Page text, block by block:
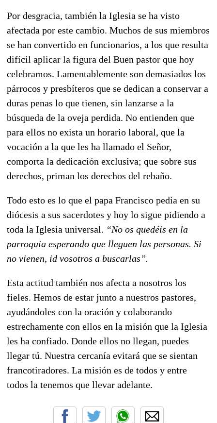
Por desgracia, también la Iglesia se ha visto
afectada por este cambio. Muchos de sus miembros
se han convertido en funcionarios, a los que resulta
difícil aplicar la figura del Buen pastor que hoy
celebramos. Lamentablemente son demasiados los
párrocos y presbíteros que se dedican a conservar a
duras penas lo que tienen, sin lanzarse a la
búsqueda de la oveja perdida. No entienden que
para ellos no exista un horario laboral, que la
vocación a la que les ha llamado el Señor,
comporta la dedicación exclusiva; que sobre sus
derechos, priman los derechos del rebaño.
Todo esto es lo que el papa Francisco pedía en su
diócesis a sus sacerdotes y hoy lo sigue pidiendo a
toda la Iglesia universal. “No os quedéis en la
parroquia esperando que lleguen las personas. Si
no vienen, id vosotros a buscarlas”.
Esta actitud también nos afecta a nosotros los
fieles. Hemos de estar junto a nuestros pastores,
ayudándoles con la oración y colaborando
estrechamente con ellos en la misión que la Iglesia
les ha confiado. Donde ellos no llegan, puedes
llegar tú. Nuestra cercanía evitará que se sientan
francotiradores. La misión es de todos y entre
todos la tenemos que llevar adelante.